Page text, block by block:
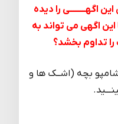
اگهـــــــــی را دیده
این اگهی می تواند به
را تداوم بخشد؟
شامپو بچه (اشــک ها و